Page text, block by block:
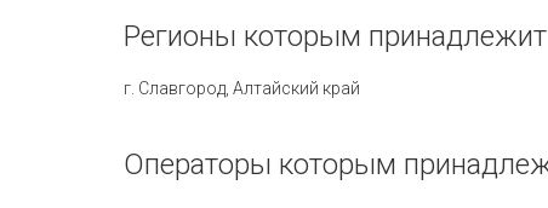
Регионы которым
г. Славгород, Алтайский край
Операторы которым